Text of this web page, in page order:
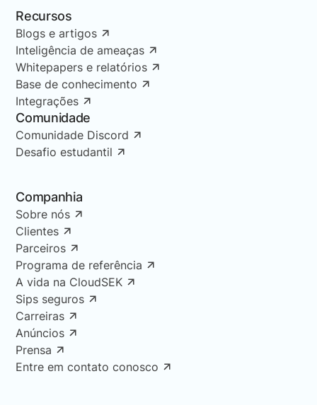
Recursos
Blogs e artigos
Inteligência de ameaças
Whitepapers e relatórios
Base de conhecimento
Integrações
Comunidade
Comunidade Discord
Desafio estudantil
Companhia
Sobre nós
Clientes
Parceiros
Programa de referência
A vida na CloudSEK
Sips seguros
Carreiras
Anúncios
Prensa
Entre em contato conosco